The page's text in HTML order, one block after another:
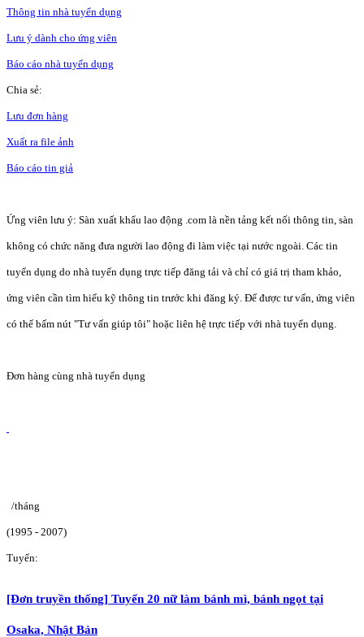
Thông tin nhà tuyển dụng
Lưu ý dành cho ứng viên
Báo cáo nhà tuyển dụng
Chia sẻ:
Lưu đơn hàng
Xuất ra file ảnh
Báo cáo tin giả
Ứng viên lưu ý: Sàn xuất khẩu lao động .com là nền tảng kết nối thông tin, sàn
không có chức năng đưa người lao động đi làm việc tại nước ngoài. Các tin
tuyển dụng do nhà tuyển dụng trực tiếp đăng tải và chỉ có giá trị tham khảo,
ứng viên cần tìm hiểu kỹ thông tin trước khi đăng ký. Để được tư vấn, ứng viên
có thể bấm nút "Tư vấn giúp tôi" hoặc liên hệ trực tiếp với nhà tuyển dụng.
Đơn hàng cùng nhà tuyển dụng
/tháng
(1995 - 2007)
Tuyển:
[Đơn truyền thống] Tuyển 20 nữ làm bánh mì, bánh ngọt tại
Osaka, Nhật Bản